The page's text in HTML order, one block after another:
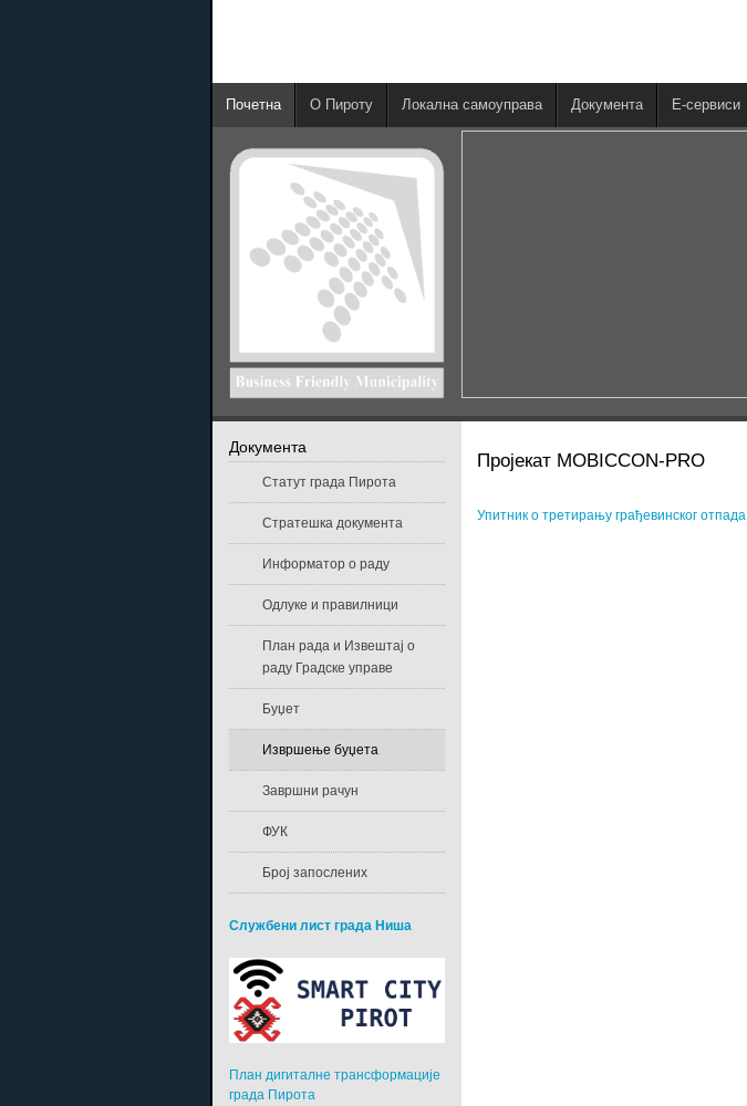
Почетна О Пироту Локална самоуправа Документа E-сервиси
Пројекат MOBICCON-PRO
Упитник о третирању грађевинског отпадa
Документа
Статут града Пирота
Стратешка документа
Информатор о раду
Одлуке и правилници
План рада и Извештај о
раду Градске управе
Буџет
Извршење буџета
Завршни рачун
ФУК
Број запослених
Службени лист града Ниша
План дигиталне трансформације
града Пирота